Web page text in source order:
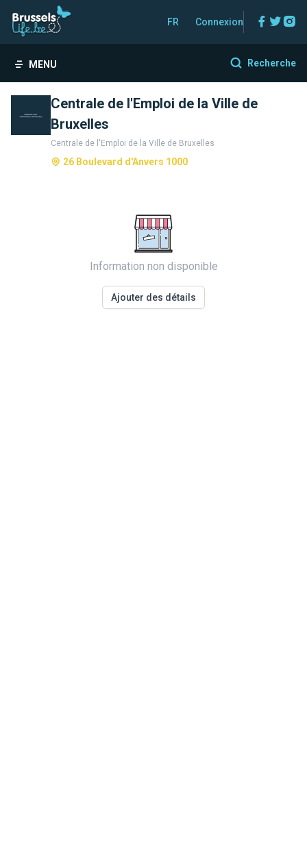
FR Connexion
MENU Recherche
Centrale de l'Emploi de la Ville de
Bruxelles
Centrale de l'Emploi de la Ville de Bruxelles
26 Boulevard d'Anvers 1000
Information non disponible
Ajouter des détails